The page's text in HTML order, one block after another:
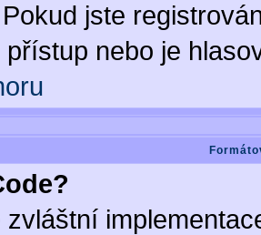
jste
nebo je
zvláštní